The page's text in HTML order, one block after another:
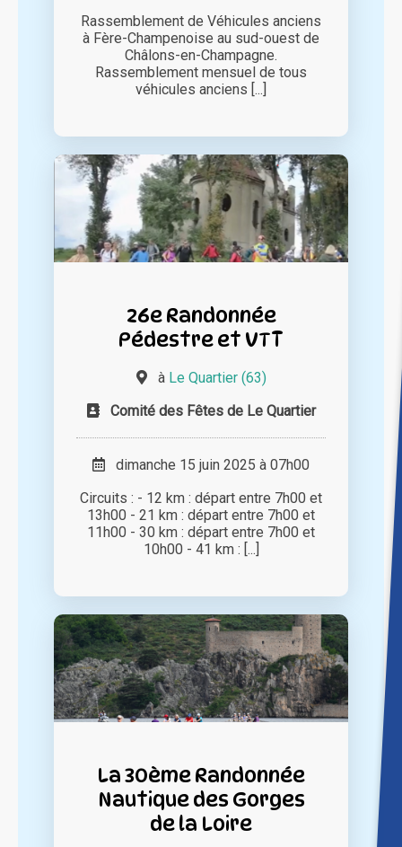
Rassemblement de Véhicules anciens
à Fère-Champenoise au sud-ouest de
Châlons-en-Champagne.
Rassemblement mensuel de tous
véhicules anciens [...]
26e Randonnée
Pédestre et VTT
à Le Quartier (63)
Comité des Fêtes de Le Quartier
dimanche 15 juin 2025 à 07h00
Circuits : - 12 km : départ entre 7h00 et
13h00 - 21 km : départ entre 7h00 et
11h00 - 30 km : départ entre 7h00 et
10h00 - 41 km : [...]
La 30ème Randonnée
Nautique des Gorges
de la Loire